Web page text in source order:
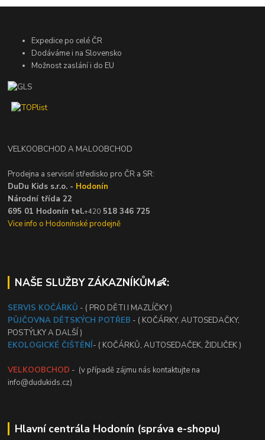
Expedice po celé ČR
Dodáváme i na Slovensko
Možnost zaslání i do EU
VELKOOBCHOD A MALOOBCHOD
Prodejna a servisní středisko pro ČR a SR:
DuDu Kids s.r.o. - Hodonín
Národní třída 22
695 01 Hodonín tel.+420 518 346 725
Vice info o Hodonínské prodejně
NAŠE SLUŽBY ZÁKAZNÍKŮM👶:
SERVIS KOČÁRKŮ - ( PRO DĚTI I MAZLÍČKY )
PŮJČOVNA DĚTSKÝCH POTŘEB - ( KOČÁRKY, AUTOSEDAČKY,
POSTÝLKY A DALŠÍ )
EKOLOGICKÉ ČIŠTĚNÍ- ( KOČÁRKŮ, AUTOSEDAČEK, ŽIDLIČEK )
VELKOOBCHOD - (v případě zájmu nás kontaktujte na
info@dudukids.cz)
Hlavní centrála Hodonín (správa e-shopu)